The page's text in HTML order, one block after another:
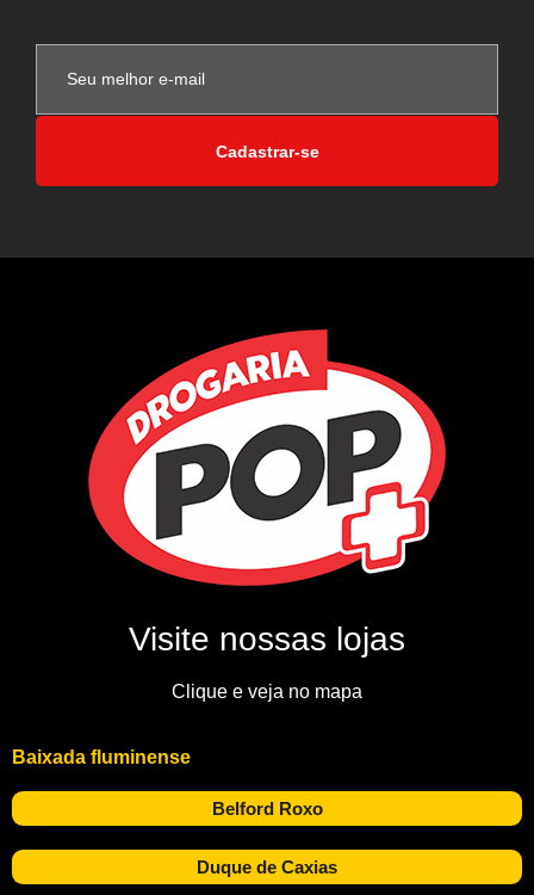
Cadastrar-se
Visite nossas lojas
Clique e veja no mapa
Baixada fluminense
Belford Roxo
Duque de Caxias